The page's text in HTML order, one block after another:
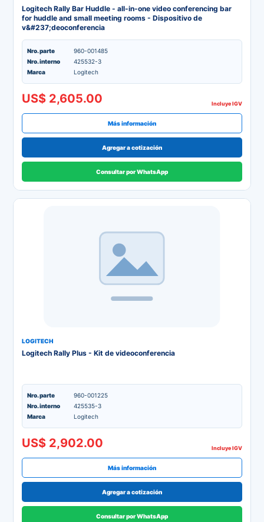
Logitech Rally Bar Huddle - all-in-one video conferencing bar
for huddle and small meeting rooms - Dispositivo de
v&#237;deoconferencia
Nro. parte
960-001485
Nro. interno
425532-3
Marca
Logitech
US$ 2,605.00 Incluye IGV
Más información
Agregar a cotización
Consultar por WhatsApp
LOGITECH
Logitech Rally Plus - Kit de videoconferencia
Nro. parte
960-001225
Nro. interno
425535-3
Marca
Logitech
US$ 2,902.00 Incluye IGV
Más información
Agregar a cotización
Consultar por WhatsApp